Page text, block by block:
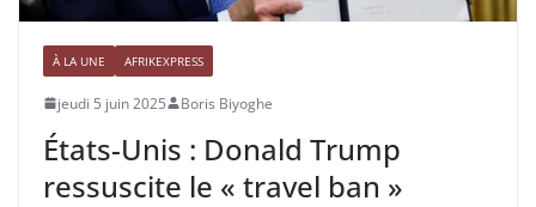
À LA UNE AFRIKEXPRESS
jeudi 5 juin 2025 Boris Biyoghe
États-Unis : Donald Trump
ressuscite le « travel ban »